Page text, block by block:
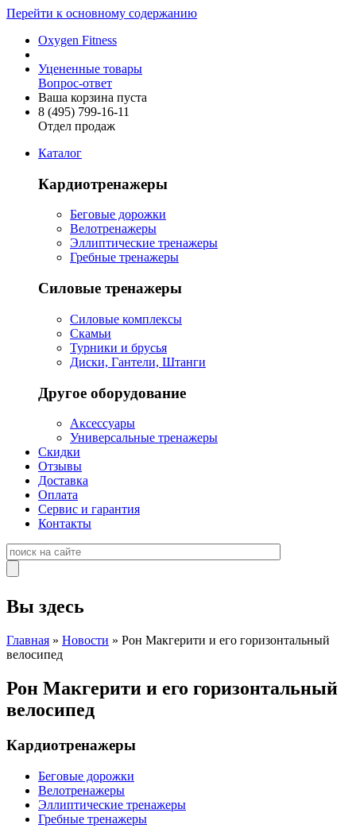
Перейти к основному содержанию
Oxygen Fitness
Уцененные товары
Вопрос-ответ
Ваша корзина пуста
8 (495) 799-16-11
Отдел продаж
Каталог
Кардиотренажеры
Беговые дорожки
Велотренажеры
Эллиптические тренажеры
Гребные тренажеры
Силовые тренажеры
Силовые комплексы
Скамьи
Турники и брусья
Диски, Гантели, Штанги
Другое оборудование
Аксессуары
Универсальные тренажеры
Скидки
Отзывы
Доставка
Оплата
Сервис и гарантия
Контакты
Вы здесь
Главная » Новости » Рон Макгерити и его горизонтальный
велосипед
Рон Макгерити и его горизонтальный
велосипед
Кардиотренажеры
Беговые дорожки
Велотренажеры
Эллиптические тренажеры
Гребные тренажеры